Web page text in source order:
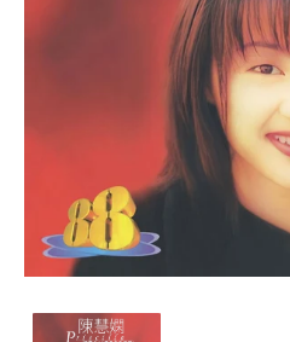
在
相
簿
中
開
啟
第
1
圖